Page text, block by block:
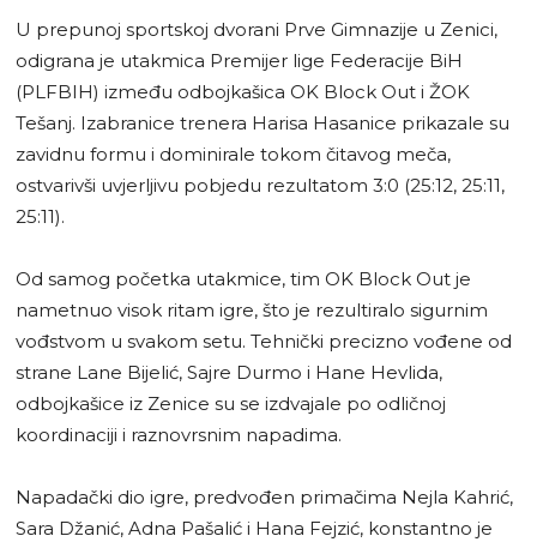
U prepunoj sportskoj dvorani Prve Gimnazije u Zenici,
odigrana je utakmica Premijer lige Federacije BiH
(PLFBIH) između odbojkašica OK Block Out i ŽOK
Tešanj. Izabranice trenera Harisa Hasanice prikazale su
zavidnu formu i dominirale tokom čitavog meča,
ostvarivši uvjerljivu pobjedu rezultatom 3:0 (25:12, 25:11,
25:11).
Od samog početka utakmice, tim OK Block Out je
nametnuo visok ritam igre, što je rezultiralo sigurnim
vođstvom u svakom setu. Tehnički precizno vođene od
strane Lane Bijelić, Sajre Durmo i Hane Hevlida,
odbojkašice iz Zenice su se izdvajale po odličnoj
koordinaciji i raznovrsnim napadima.
Napadački dio igre, predvođen primačima Nejla Kahrić,
Sara Džanić, Adna Pašalić i Hana Fejzić, konstantno je